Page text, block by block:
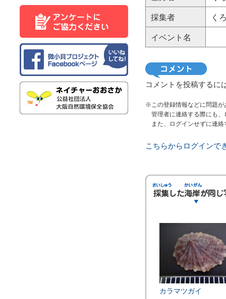
採集者 く
イベント名
コメントを投稿するに
※この登録情報などに問題が
管理者に連絡する際にも、
また、ログインせずに連絡
こちらからログインで
カラマツガイ